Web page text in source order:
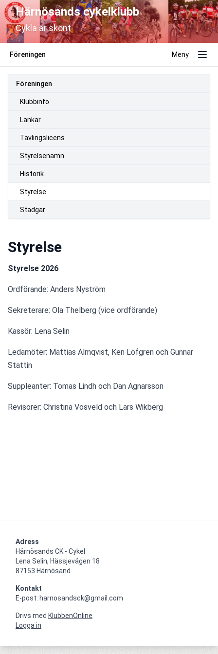
Härnösands cykelklubb
Cykla är skönt
Föreningen Meny
Föreningen
Klubbinfo
Länkar
Tävlingslicens
Styrelsenamn
Historik
Styrelse
Stadgar
Styrelse
Styrelse 2026
Ordförande: Anders Nyström
Sekreterare: Ola Thelberg (vice ordförande)
Kassör: Lena Selin
Ledamöter: Mattias Almqvist, Ken Löfgren och Gunnar
Stattin
Suppleanter: Tomas Lindh och Dan Agnarsson
Revisorer: Christina Vosveld och Lars Wikberg
Adress
Härnösands CK - Cykel
Lena Selin, Hässjevägen 18
87153 Härnösand
Kontakt
E-post: harnosandsck@gmail.com
Drivs med KlubbenOnline
Logga in